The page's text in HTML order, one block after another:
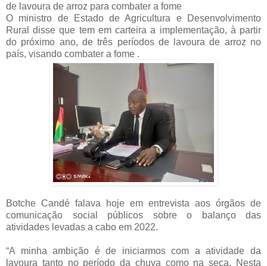
de lavoura de arroz para combater a fome
O ministro de Estado de Agricultura e Desenvolvimento
Rural disse que tem em carteira a implementação, à partir
do próximo ano, de três períodos de lavoura de arroz no
país, visando combater a fome .
Botche Candé falava hoje em entrevista aos órgãos de
comunicação social públicos sobre o balanço das
atividades levadas a cabo em 2022.
“A minha ambição é de iniciarmos com a atividade da
lavoura tanto no período da chuva como na seca. Nesta